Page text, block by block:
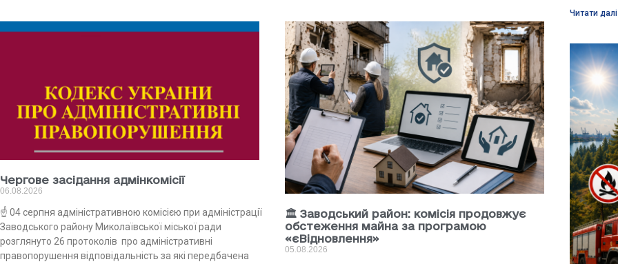
Читати
Чергове засідання адмінкомісії
06.08.2026
☝️ 04 серпня адміністративною комісією при адміністрації
Заводського району Миколаївської міської ради
розглянуто 26 протоколів про адміністративні
правопорушення відповідальність за які передбачена
🏛 Заводський район: комісія продовжує
обстеження майна за програмою
«єВідновлення»
05.08.2026